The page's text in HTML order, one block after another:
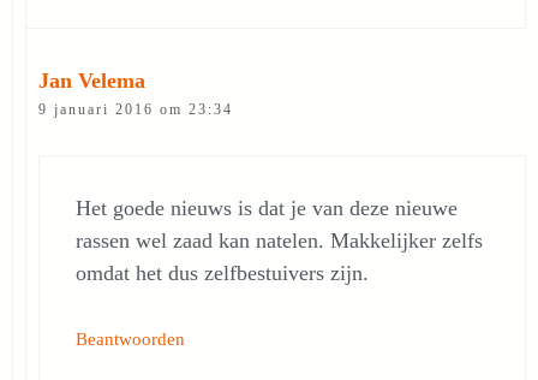
Jan Velema
9 januari 2016 om 23:34
Het goede nieuws is dat je van deze nieuwe
rassen wel zaad kan natelen. Makkelijker zelfs
omdat het dus zelfbestuivers zijn.
Beantwoorden